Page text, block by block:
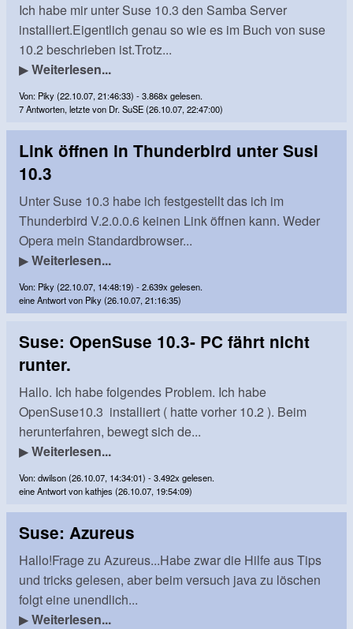
Ich habe mir unter Suse 10.3 den Samba Server
installiert.Eigentlich genau so wie es im Buch von suse
10.2 beschrieben ist.Trotz...
▶Weiterlesen...
Von: Piky (22.10.07, 21:46:33) - 3.868x gelesen.
7 Antworten, letzte von Dr. SuSE (26.10.07, 22:47:00)
Link öffnen in Thunderbird unter Susi
10.3
Unter Suse 10.3 habe ich festgestellt das ich im
Thunderbird V.2.0.0.6 keinen Link öffnen kann. Weder
Opera mein Standardbrowser...
▶Weiterlesen...
Von: Piky (22.10.07, 14:48:19) - 2.639x gelesen.
eine Antwort von Piky (26.10.07, 21:16:35)
Suse: OpenSuse 10.3- PC fährt nicht
runter.
Hallo. Ich habe folgendes Problem. Ich habe
OpenSuse10.3 installiert ( hatte vorher 10.2 ). Beim
herunterfahren, bewegt sich de...
▶Weiterlesen...
Von: dwilson (26.10.07, 14:34:01) - 3.492x gelesen.
eine Antwort von kathjes (26.10.07, 19:54:09)
Suse: Azureus
Hallo!Frage zu Azureus...Habe zwar die Hilfe aus Tips
und tricks gelesen, aber beim versuch java zu löschen
folgt eine unendlich...
▶Weiterlesen...